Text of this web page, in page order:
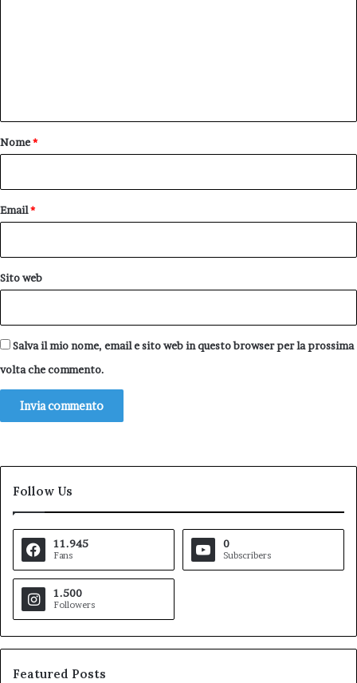
o
Nome*
Email*
Sito web
Salva il mio nome, email e sito web in questo browser per la prossima
volta che commento.
Follow Us
11.945
Fans
0
Subscribers
1.500
Followers
Featured Posts